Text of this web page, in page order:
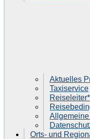
Aktuelles
Taxiservice
Orts- und